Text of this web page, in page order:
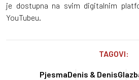
je dostupna na svim digitalnim
YouTubeu.
TAGOVI:
PjesmaDenis & Denis